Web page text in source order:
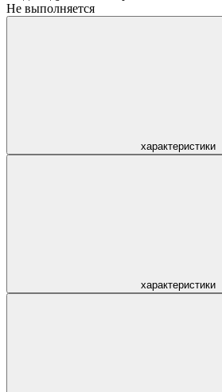
Не выполняется
характеристики
характеристики